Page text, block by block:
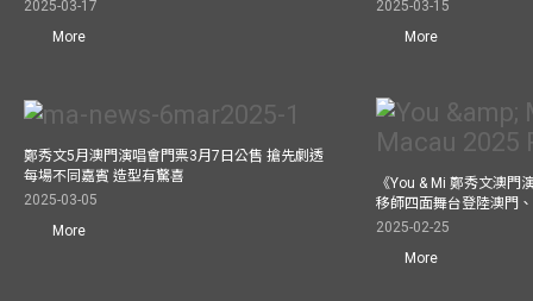
2025-03-17
More
2025-03-15
More
鄭秀文5月澳門演唱會門票3月7日公售 搶先劇透
每場不同嘉賓 造型有驚喜
2025-03-05
More
《You & Mi 鄭秀文澳門
移師四面舞台登陸澳門
2025-02-25
More